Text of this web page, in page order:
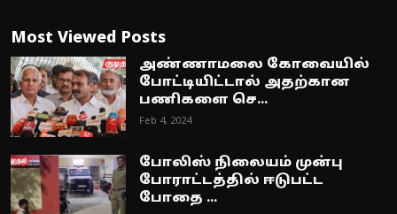
Most Viewed Posts
அண்ணாமலை கோவையில்
போட்டியிட்டால் அதற்கான
பணிகளை செ...
Feb 4, 2024
போலிஸ் நிலையம் முன்பு
போராட்டத்தில் ஈடுபட்ட
போதை ...